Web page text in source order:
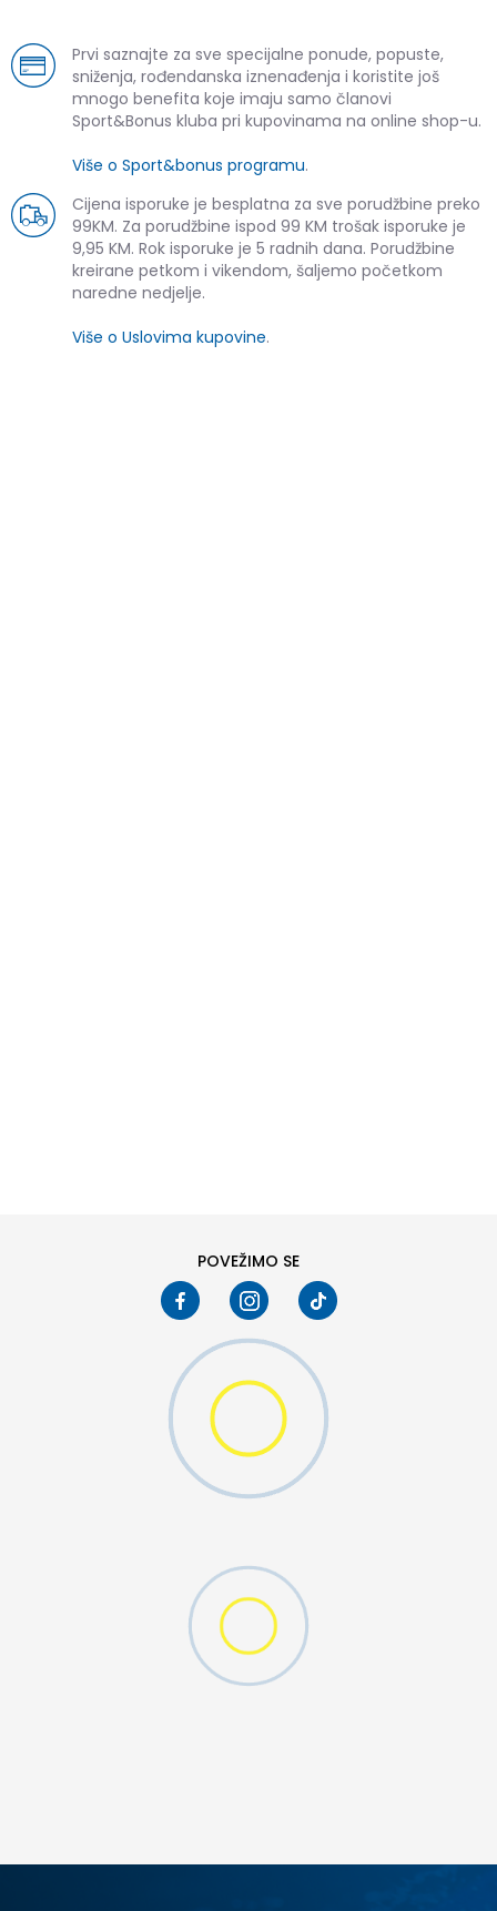
Prvi saznajte za sve specijalne ponude, popuste,
sniženja, rođendanska iznenađenja i koristite još
mnogo benefita koje imaju samo članovi
Sport&Bonus kluba pri kupovinama na online shop-u.
Više o Sport&bonus programu.
Cijena isporuke je besplatna za sve porudžbine preko
99KM. Za porudžbine ispod 99 KM trošak isporuke je
9,95 KM. Rok isporuke je 5 radnih dana. Porudžbine
kreirane petkom i vikendom, šaljemo početkom
naredne nedjelje.
Više o Uslovima kupovine.
POVEŽIMO SE